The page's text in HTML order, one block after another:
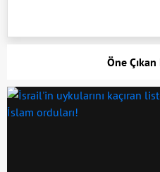
Öne